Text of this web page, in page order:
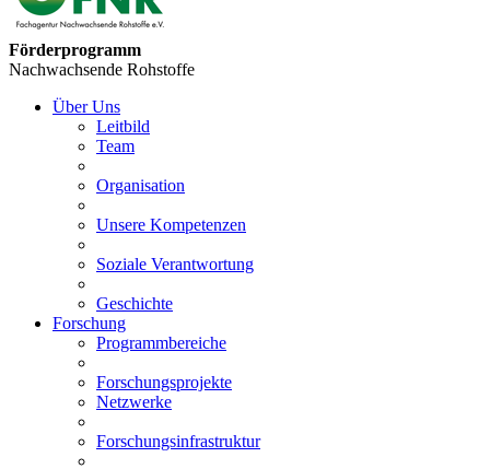
Förderprogramm
Nachwachsende Rohstoffe
Über Uns
Leitbild
Team
Organisation
Unsere Kompetenzen
Soziale Verantwortung
Geschichte
Forschung
Programmbereiche
Forschungsprojekte
Netzwerke
Forschungsinfrastruktur